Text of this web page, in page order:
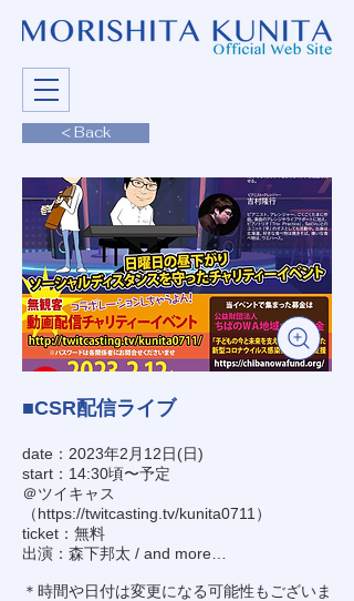
< Back
■CSR配信ライブ
date：2023年2月12日(日)
start：14:30頃〜予定
＠ツイキャス
（https://twitcasting.tv/kunita0711 ）
ticket：無料
出演：森下邦太 / and more…
＊時間や日付は変更になる可能性もございま